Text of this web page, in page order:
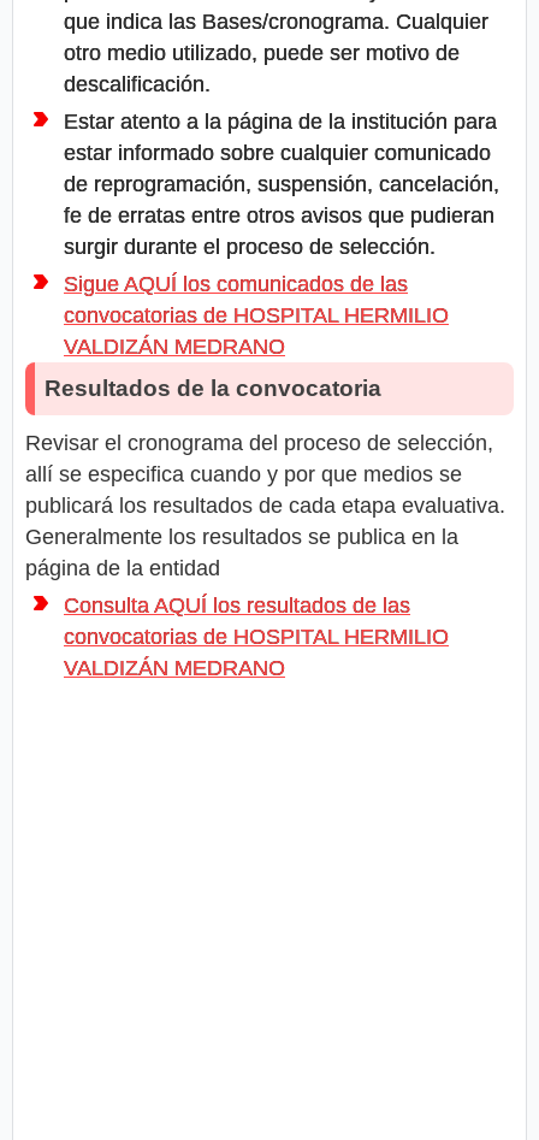
que indica las Bases/cronograma. Cualquier
otro medio utilizado, puede ser motivo de
descalificación.
Estar atento a la página de la institución para
estar informado sobre cualquier comunicado
de reprogramación, suspensión, cancelación,
fe de erratas entre otros avisos que pudieran
surgir durante el proceso de selección.
Sigue AQUÍ los comunicados de las
convocatorias de HOSPITAL HERMILIO
VALDIZÁN MEDRANO
Resultados de la convocatoria
Revisar el cronograma del proceso de selección,
allí se especifica cuando y por que medios se
publicará los resultados de cada etapa evaluativa.
Generalmente los resultados se publica en la
página de la entidad
Consulta AQUÍ los resultados de las
convocatorias de HOSPITAL HERMILIO
VALDIZÁN MEDRANO